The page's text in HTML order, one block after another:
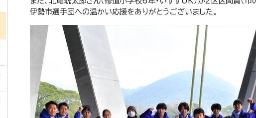
伊勢市選手団への温かい応援をありがとうございました。